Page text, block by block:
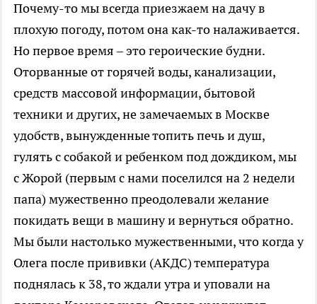
Почему-то мы всегда приезжаем на дачу в
плохую погоду, потом она как-то налаживается.
Но первое время – это героические будни.
Оторванные от горячей воды, канализации,
средств массовой информации, бытовой
техники и других, не замечаемых в Москве
удобств, вынужденные топить печь и душ,
гулять с собакой и ребенком под дождиком, мы
с Жорой (первым с нами поселился на 2 недели
папа) мужественно преодолевали желание
покидать вещи в машину и вернуться обратно.
Мы были настолько мужественными, что когда у
Олега после прививки (АКДС) температура
поднялась к 38, то ждали утра и уповали на